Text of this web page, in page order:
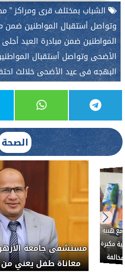
الشباب بمختلف قرى ومراكز ”
وتواصل أستقبال المواطنين ضمن
المواطنين ضمن مبادرة العيد
الأضحى وتواصل أستقبال
البهجه فى عيد الأضحى خلالث
الصحة
العلاج الحر بمنفلوط
الدواء المصرية يشن
لضبط المنشآت الطبية المخالفة.....
خبيث